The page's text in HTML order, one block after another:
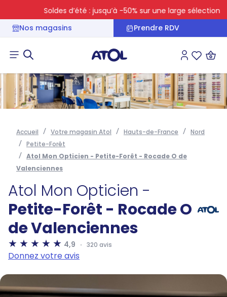
Soldes d’été : jusqu’à -50% sur une large sélection
Nos magasins
Prendre RDV
Connexion
Accueil Votre magasin Atol Hauts-de-France
Nord
Petite-Forêt
Atol Mon Opticien - Petite-Forêt - Rocade O de
Valenciennes
Atol Mon Opticien -
Petite-Forêt - Rocade O
de Valenciennes
4,9 320 avis
Donnez votre avis